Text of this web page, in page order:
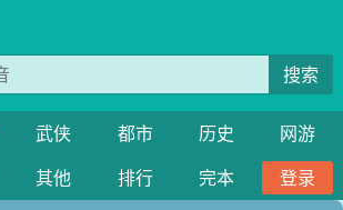
搜索
武侠 都市 历史
网游
其他 排行 完本
登录